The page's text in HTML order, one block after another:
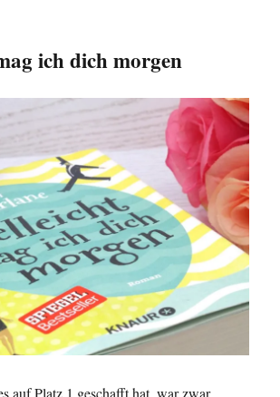
ich dich morgen